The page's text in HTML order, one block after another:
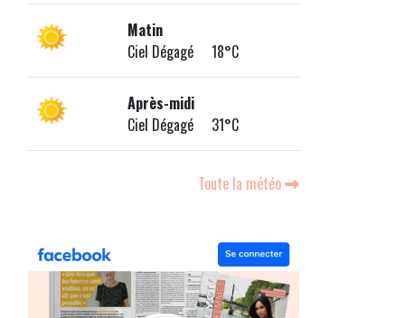
Matin
Ciel Dégagé 18°C
Après-midi
Ciel Dégagé 31°C
Toute la météo